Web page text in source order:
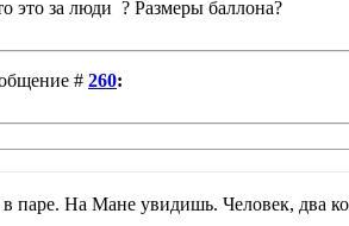
это за люди ? Размеры баллона?
# 260:
в паре. На Мане увидишь. Человек, два